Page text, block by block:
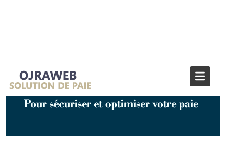
Home
Marché du Travail & Emploi